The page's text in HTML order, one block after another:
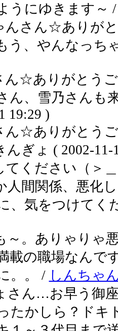
うにゆきます～
んさん☆ありが
う、やんなっち
ん☆ありがとう
ん、雪乃さんも
19:29 )
ん☆ありがとう
んぎょ ( 2002-11-
てください（＞
人間関係、悪化
、気をつけてく
～。ありゃりゃ
載の職場なんで
。。 / しんちゃ
さん…お早う御
たかしら？ド